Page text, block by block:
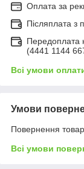
Оплата за
Післяплата з
Передоплата
(4441 1144
Всі умови
Умови
Повернення
Всі умови